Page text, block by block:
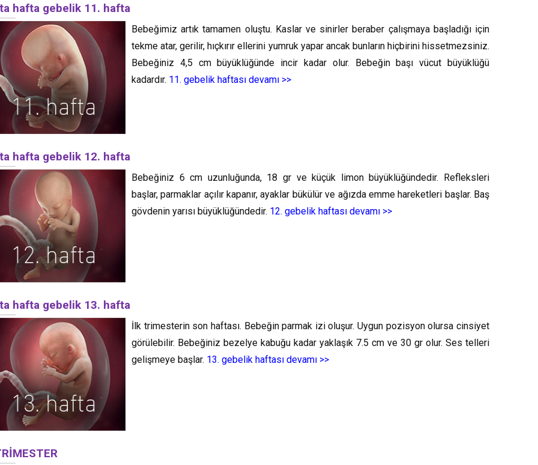
hafta gebelik 11. hafta
Bebeğimiz artık tamamen oluştu. Kaslar ve sinirler beraber çalışmaya başladığı için
tekme atar, gerilir, hıçkırır ellerini yumruk yapar ancak bunların hiçbirini hissetmezsiniz.
Bebeğiniz 4,5 cm büyüklüğünde incir kadar olur. Bebeğin başı vücut büyüklüğü
kadardır. 11. gebelik haftası devamı >>
hafta gebelik 12. hafta
Bebeğiniz 6 cm uzunluğunda, 18 gr ve küçük limon büyüklüğündedir. Refleksleri
başlar, parmaklar açılır kapanır, ayaklar bükülür ve ağızda emme hareketleri başlar. Baş
gövdenin yarısı büyüklüğündedir. 12. gebelik haftası devamı >>
hafta gebelik 13. hafta
İlk trimesterin son haftası. Bebeğin parmak izi oluşur. Uygun pozisyon olursa cinsiyet
görülebilir. Bebeğiniz bezelye kabuğu kadar yaklaşık 7.5 cm ve 30 gr olur. Ses telleri
gelişmeye başlar. 13. gebelik haftası devamı >>